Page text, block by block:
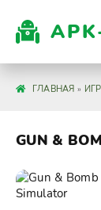
ГЛАВНАЯ »
GUN &